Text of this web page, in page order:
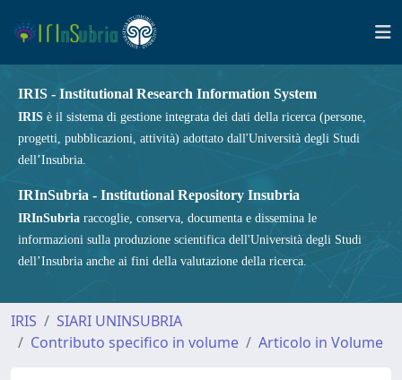
IRIS - Institutional Research Information System
IRIS è il sistema di gestione integrata dei dati della ricerca (persone,
progetti, pubblicazioni, attività) adottato dall'Università degli Studi
dell’Insubria.
IRInSubria - Institutional Repository Insubria
IRInSubria raccoglie, conserva, documenta e dissemina le
informazioni sulla produzione scientifica dell'Università degli Studi
dell’Insubria anche ai fini della valutazione della ricerca.
IRIS
SIARI UNINSUBRIA
Contributo specifico in volume
Articolo in Volume